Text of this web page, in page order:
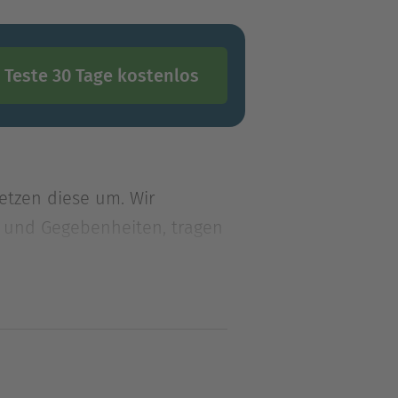
Teste 30 Tage kostenlos
diese um. Wir
Gegebenheiten, tragen
diese um. Wir
genötigt, andere